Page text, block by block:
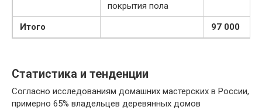
покрытия пола
Итого 97 000
Статистика и тенденции
Согласно исследованиям домашних мастерских в России,
примерно 65% владельцев деревянных домов